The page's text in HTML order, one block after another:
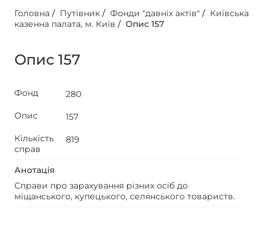
Головна / Путівник / Фонди "давніх актів" / Київська
казенна палата, м. Київ / Опис 157
Опис 157
Фонд
280
Опис
157
Кількість
справ
819
Анотація
Справи про зарахування різних осіб до
міщанського, купецького, селянського товариств.